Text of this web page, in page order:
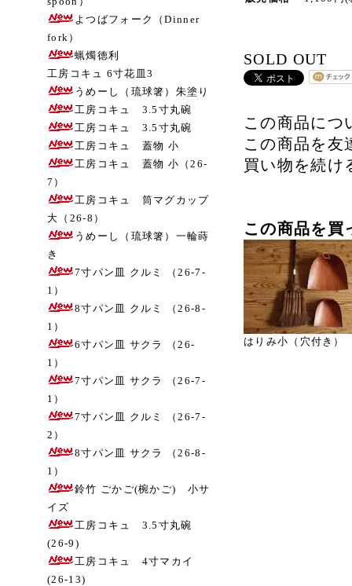
よつばフォーク（Dinner
fork）
蝋燭徳利
工房コキュ 6寸花皿3
うめーし（琉球箸）朱塗り
工房コキュ 3.5寸丸碗
工房コキュ 3.5寸丸碗
工房コキュ 蓋物 小
工房コキュ 蓋物 小（26-
7）
工房コキュ 筒マグカップ
大（26-8）
うめーし（琉球箸）一輪蒔
き
7寸パン皿 クルミ （26-7-
1）
8寸パン皿 クルミ （26-8-
1）
6寸パン皿 サクラ （26-
1）
7寸パン皿 サクラ （26-7-
1）
7寸パン皿 クルミ （26-7-
2）
8寸パン皿 サクラ （26-8-
1）
鈴竹 ごかご(椀かご) 小サ
イズ
工房コキュ 3.5寸丸碗
(26-9)
工房コキュ 4寸マカイ
(26-13)
SOLD OUT
この商品につ
この商品を友
買い物を続け
この商品を買
はりみ小（穴付き）